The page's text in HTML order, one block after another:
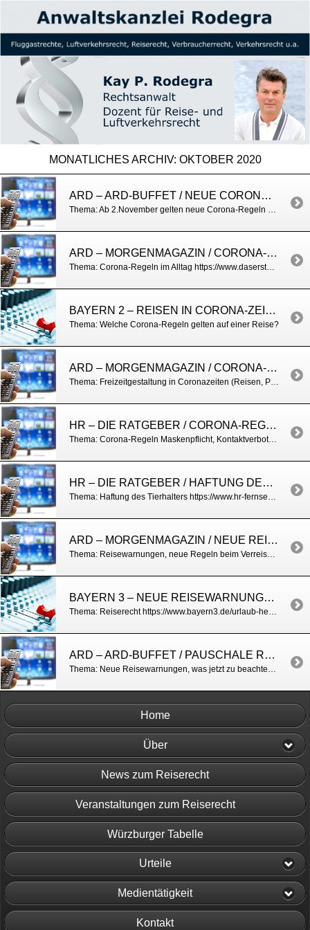
MONATLICHES ARCHIV: OKTOBER 2020
ARD – ARD-BUFFET / NEUE CORONAREGELN
Thema: Ab 2.November gelten neue Corona-Regeln https://www.ardmediathek.de/daserste/video/ard-buffet/corona-update-mit-rechtsanwalt-kay-rodegra/das-erste/Y3JpZDovL3N3ci5kZS9hZXgvbzEzMzE4MjM/
ARD – MORGENMAGAZIN / CORONA-UPDATE
Thema: Corona-Regeln im Alltag https://www.daserste.de/information/politik-weltgeschehen/mor
BAYERN 2 – REISEN IN CORONA-ZEITEN
Thema: Welche Corona-Regeln gelten auf einer Reise?
ARD – MORGENMAGAZIN / CORONA-UPDATE
Thema: Freizeitgestaltung in Coronazeiten (Reisen, Partys, Veranstaltungen u.a.) https://www.daserste.de/information/politik-weltgeschehen/morgenmagazin/videos/service-corona-update-fuer-den-herbst-100.html
HR – DIE RATGEBER / CORONA-REGELN IM ALLTAG
Thema: Corona-Regeln Maskenpflicht, Kontaktverbote, Veranstaltungen, Partys https://www.hr-fernsehen.de/sendungen-a-z/die-ratgeber/sendungen/die-ratgeber–gefaehrliche-hundebisse-schattenseiten-des-hunde-booms,sendung-101732.html
HR – DIE RATGEBER / HAFTUNG DES HUNDESHALTERS
Thema: Haftung des Tierhalters https://www.hr-fernsehen.de/sendungen-a-z/die-ratgeber/sendungen/die-ratgeber–gefaehrliche-hundebisse-schattenseiten-des-hunde-booms,sendung-101732.html
ARD – MORGENMAGAZIN / NEUE REISEREGELN
Thema: Reisewarnungen, neue Regeln beim Verreisen, Palnung für den Herbsturlaub https://www.daserste.de/information/politik-weltgeschehen/morgenmagazin/service/Service-Reise-Rodegra-Corona-Reiserecht-Reiseregeln100.html
BAYERN 3 – NEUE REISEWARNUNGEN, WAS NUN ZU BEACHTEN IST
Thema: Reiserecht https://www.bayern3.de/urlaub-herbstferien-corona-das-muesst-ihr-wissen-kay-rodegra
ARD – ARD-BUFFET / PAUSCHALE REISEWARNUNG ABGESCHAFFT
Thema: Neue Reisewarnungen, was jetzt zu beachten ist https://www.swr.de/buffet/3-fragen-3-antworten-corona-neuregelungen-ab-oktober/-/id=98256/did=25383478/nid=98256/1lg7kot/index.html
Home
Über
News zum Reiserecht
Veranstaltungen zum Reiserecht
Würzburger Tabelle
Urteile
Medientätigkeit
Kontakt